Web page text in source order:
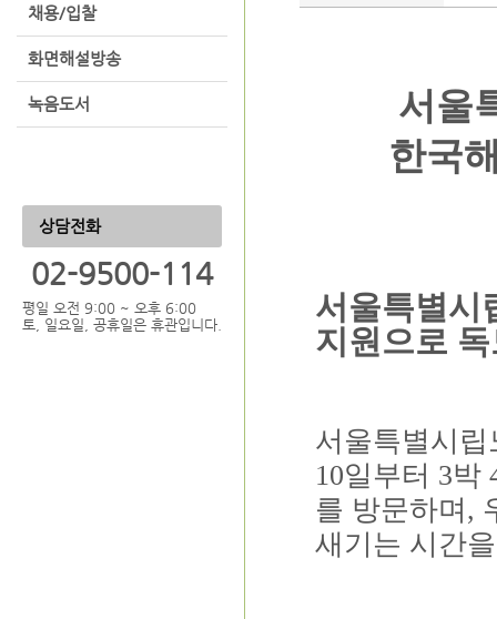
채용/입찰
화면해설방송
녹음도서
상담전화
02-9500-114
평일 오전 9:00 ~ 오후 6:00
토, 일요일, 공휴일은 휴관입니다.
서울
한국
서울특별시
지원으로
서울특별시
10일부터 3박
를 방문하며 ,
새기는 시간